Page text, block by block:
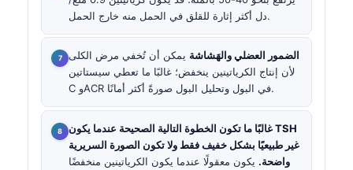
دل أكثر إثارة للقلق في الحمل منه خارج الحمل.
الضمور العضلي والهَشاشة يمكن أن تُخفي مرض الكلى
لأن إنتاج الكرياتينين ينخفض؛ غالبًا ما تعطي سيستاتين
C وACR في البول وتحليل البول صورةً أكثر أمانًا.
غالبًا ما تكون الخطوة التالية الصحيحة عندما يكون TSH
غير طبيعيًا بشكل خفيف فقط ولا تكون الصورة السريرية
واضحة. يكون معقولًا عندما يكون الكرياتينين منخفضًا